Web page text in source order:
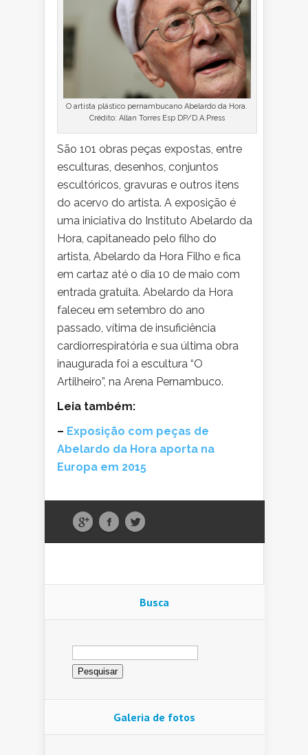
O artista plástico pernambucano Abelardo da Hora.
Crédito: Allan Torres Esp DP/D.A.Press
São 101 obras peças expostas, entre
esculturas, desenhos, conjuntos
escultóricos, gravuras e outros itens
do acervo do artista. A exposição é
uma iniciativa do Instituto Abelardo da
Hora, capitaneado pelo filho do
artista, Abelardo da Hora Filho e fica
em cartaz até o dia 10 de maio com
entrada gratuita. Abelardo da Hora
faleceu em setembro do ano
passado, vítima de insuficiência
cardiorrespiratória e sua última obra
inaugurada foi a escultura “O
Artilheiro”, na Arena Pernambuco.
Leia também:
– Exposição com peças de
Abelardo da Hora aporta na
Europa em 2015
Busca
Pesquisar
por:
Galeria de fotos